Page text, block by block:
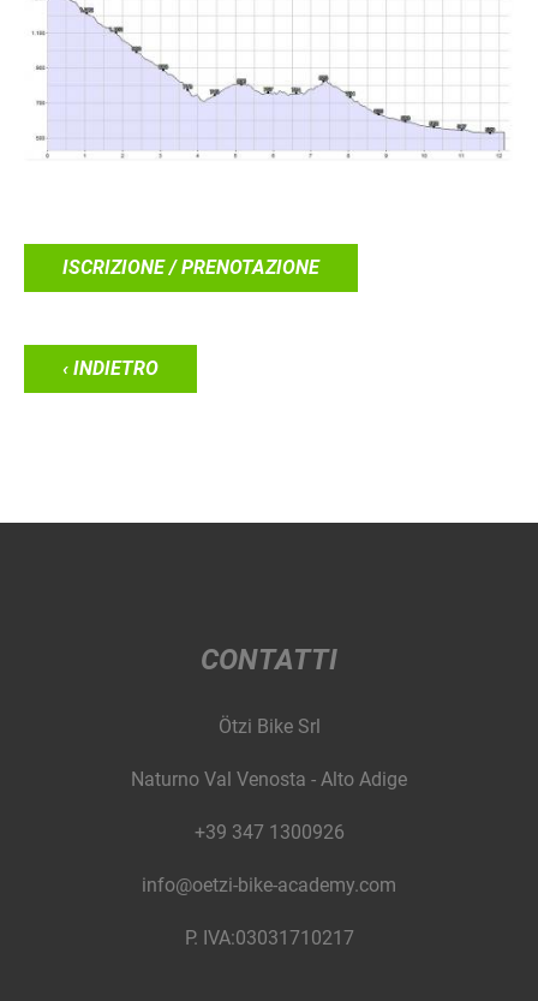
ISCRIZIONE / PRENOTAZIONE
‹ INDIETRO
CONTATTI
Ötzi Bike Srl
Naturno Val Venosta - Alto Adige
+39 347 1300926
info@oetzi-bike-academy.com
P. IVA:03031710217